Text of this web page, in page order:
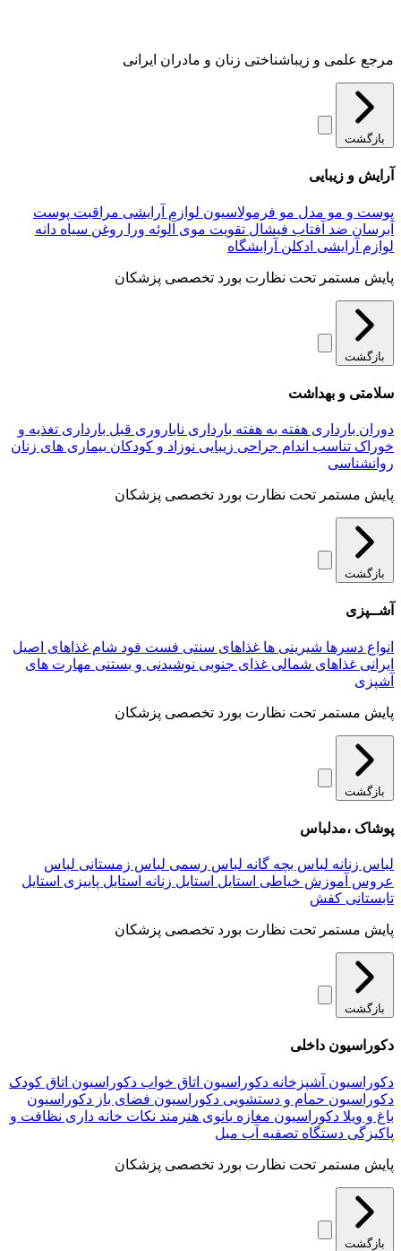
مرجع علمی و زیباشناختی زنان و مادران ایرانی
بازگشت
آرایش و زیبایی
پوست و مو مدل مو فرمولاسیون لوازم آرایشی مراقبت پوست
آبرسان ضد آفتاب فیشال تقویت موی آلوئه‌ ورا روغن سیاه دانه
لوازم آرایشی ادکلن آرایشگاه
پایش مستمر تحت نظارت بورد تخصصی پزشکان
بازگشت
سلامتی و بهداشت
دوران بارداری هفته به هفته بارداری ناباروری قبل بارداری تغذیه و
خوراک تناسب اندام جراحی زیبایی نوزاد و کودکان بیماری های زنان
روانشناسی
پایش مستمر تحت نظارت بورد تخصصی پزشکان
بازگشت
آشــپزی
انواع دسرها شیرینی ها غذاهای سنتی فست فود شام غذاهای اصیل
ایرانی غذاهای شمالی غذای جنوبی نوشیدنی و بستنی مهارت های
آشپزی
پایش مستمر تحت نظارت بورد تخصصی پزشکان
بازگشت
پوشاک ،مدلباس
لباس زنانه لباس بچه گانه لباس رسمی لباس زمستانی لباس
عروس آموزش خیاطی استایل استایل زنانه استایل پاییزی استایل
تابستانی کفش
پایش مستمر تحت نظارت بورد تخصصی پزشکان
بازگشت
دکوراسیون داخلی
دکوراسیون آشپزخانه دکوراسیون اتاق خواب دکوراسیون اتاق کودک
دکوراسیون حمام و دستشویی دکوراسیون فضای باز دکوراسیون
باغ و ویلا دکوراسیون مغازه بانوی هنرمند نکات خانه داری نظافت و
پاکیزگی دستگاه تصفیه آب مبل
پایش مستمر تحت نظارت بورد تخصصی پزشکان
بازگشت